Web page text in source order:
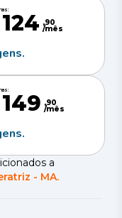
124 ,90
/mês
149 ,90
/mês
a
- MA.